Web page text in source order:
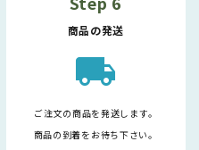
商品の発送
local_shipping
ご注文の商品を発送します。
商品の到着をお待ち下さい。